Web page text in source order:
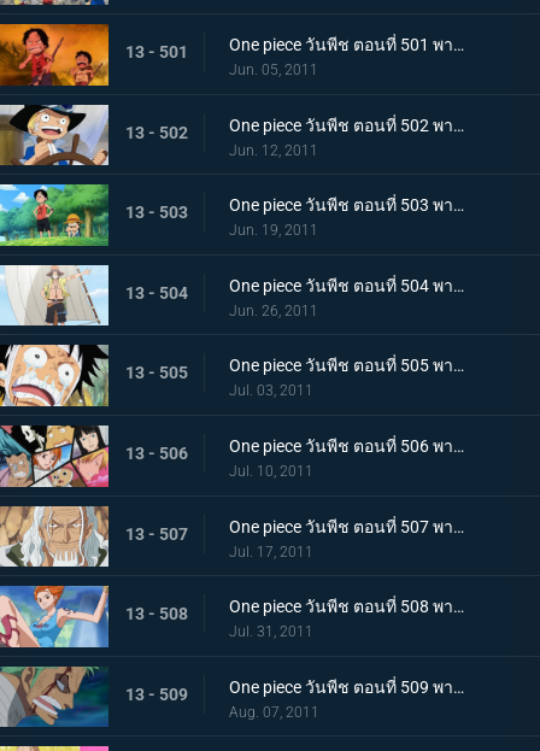
13 - 501 One piece วันพีช ตอนที่ 501 พากย์ไทย ไฟที่ถูกจุดขึ้น! เกรย์!เทอมินอล ตกอยู่ในอันตราย
Jun. 05, 2011
13 - 502 One piece วันพีช ตอนที่ 502 พากย์ไทย อิสระอยู่แห่งหนใด!? การออกเรือที่แสนเศร้าของเด็กชาย
Jun. 12, 2011
13 - 503 One piece วันพีช ตอนที่ 503 พากย์ไทย ฝากดูแลด้วย! จดหมายที่พี่น้องทิ้งไว้!
Jun. 19, 2011
13 - 504 One piece วันพีช ตอนที่ 504 พากย์ไทย เพื่อบรรลุคำสัญญา ! การออกเดินทางของแต่ละคน!
Jun. 26, 2011
13 - 505 One piece วันพีช ตอนที่ 505 พากย์ไทย อยากเจอพรรคพวก! เสียงตะโกนทั้งน้ำตาของลูฟี่
Jul. 03, 2011
13 - 506 One piece วันพีช ตอนที่ 506 พากย์ไทย กลุ่มหมวกฟางตกตะลึง! ข่าวร้ายที่มาเยือน
Jul. 10, 2011
13 - 507 One piece วันพีช ตอนที่ 507 พากย์ไทย พบราชานรกเรย์ลี่อีกครั้ง ได้เวลาลูฟี่ตัดสินใจ
Jul. 17, 2011
13 - 508 One piece วันพีช ตอนที่ 508 พากย์ไทย กลับไปหากัปตัน การหนีจากเกาะท้องฟ้าและคดีที่เกาะฤดูหนาว
Jul. 31, 2011
13 - 509 One piece วันพีช ตอนที่ 509 พากย์ไทย การติดต่อ! ยอดนักดาบมิฮอร์ค โซโลทุ่มพลังใจสู้สุดชีวิต
Aug. 07, 2011